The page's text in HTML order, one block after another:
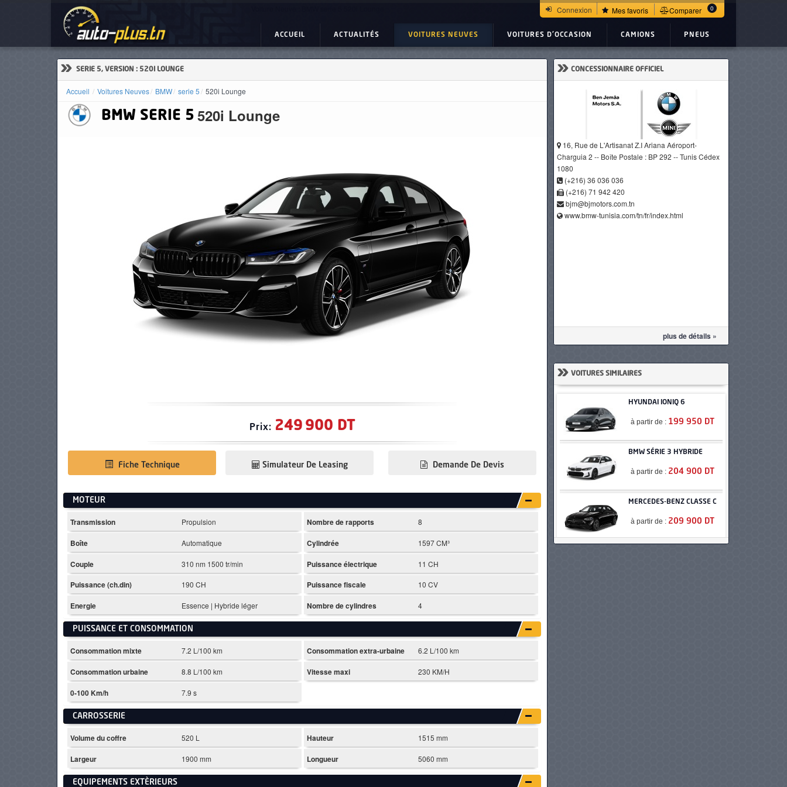
Connexion Mes favoris Comparer 0
ACCUEIL ACTUALITÉS VOITURES NEUVES VOITURES D'OCCASION CAMIONS PNEUS
» SERIE 5, VERSION : 520I LOUNGE
Accueil Voitures Neuves BMW serie 5 520i Lounge
BMW SERIE 5 520i Lounge
Prix: 249 900 DT
Fiche Technique Demande De Devis
Simulateur De Leasing
MOTEUR
Transmission Propulsion Nombre de rapports 8
Boîte Automatique Cylindrée 1597 CM³
Couple 310 nm 1500 tr/min Puissance électrique 11 CH
Puissance (ch.din) 190 CH Puissance fiscale 10 CV
Energie Essence | Hybride léger Nombre de cylindres 4
PUISSANCE ET CONSOMMATION
Consommation mixte 7.2 L/100 km Consommation extra-urbaine 6.2 L/100 km
Consommation urbaine 8.8 L/100 km Vitesse maxi 230 KM/H
0-100 Km/h 7.9 s
CARROSSERIE
Volume du coffre 520 L Hauteur 1515 mm
Largeur 1900 mm Longueur 5060 mm
EQUIPEMENTS EXTÈRIEURS
» CONCESSIONNAIRE OFFICIEL
16, Rue de L'Artisanat Z.I Ariana Aéroport-
Charguia 2 -- Boîte Postale : BP 292 -- Tunis Cédex
1080
(+216) 36 036 036
(+216) 71 942 420
bjm@bjmotors.com.tn
www.bmw-tunisia.com/tn/fr/index.html
plus de détails »
» VOITURES SIMILAIRES
HYUNDAI IONIQ 6
à partir de : 199 950 DT
BMW SÉRIE 3 HYBRIDE
à partir de : 204 900 DT
MERCEDES-BENZ CLASSE C
à partir de : 209 900 DT
ACTUALITÉS
VOITURES